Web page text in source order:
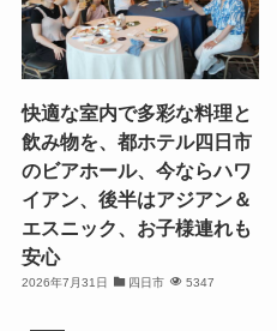
快適な室内で多彩な料理と
飲み物を、都ホテル四日市
のビアホール、今ならハワ
イアン、後半はアジアン＆
エスニック、お子様連れも
安心
2026年7月31日 四日市 5347